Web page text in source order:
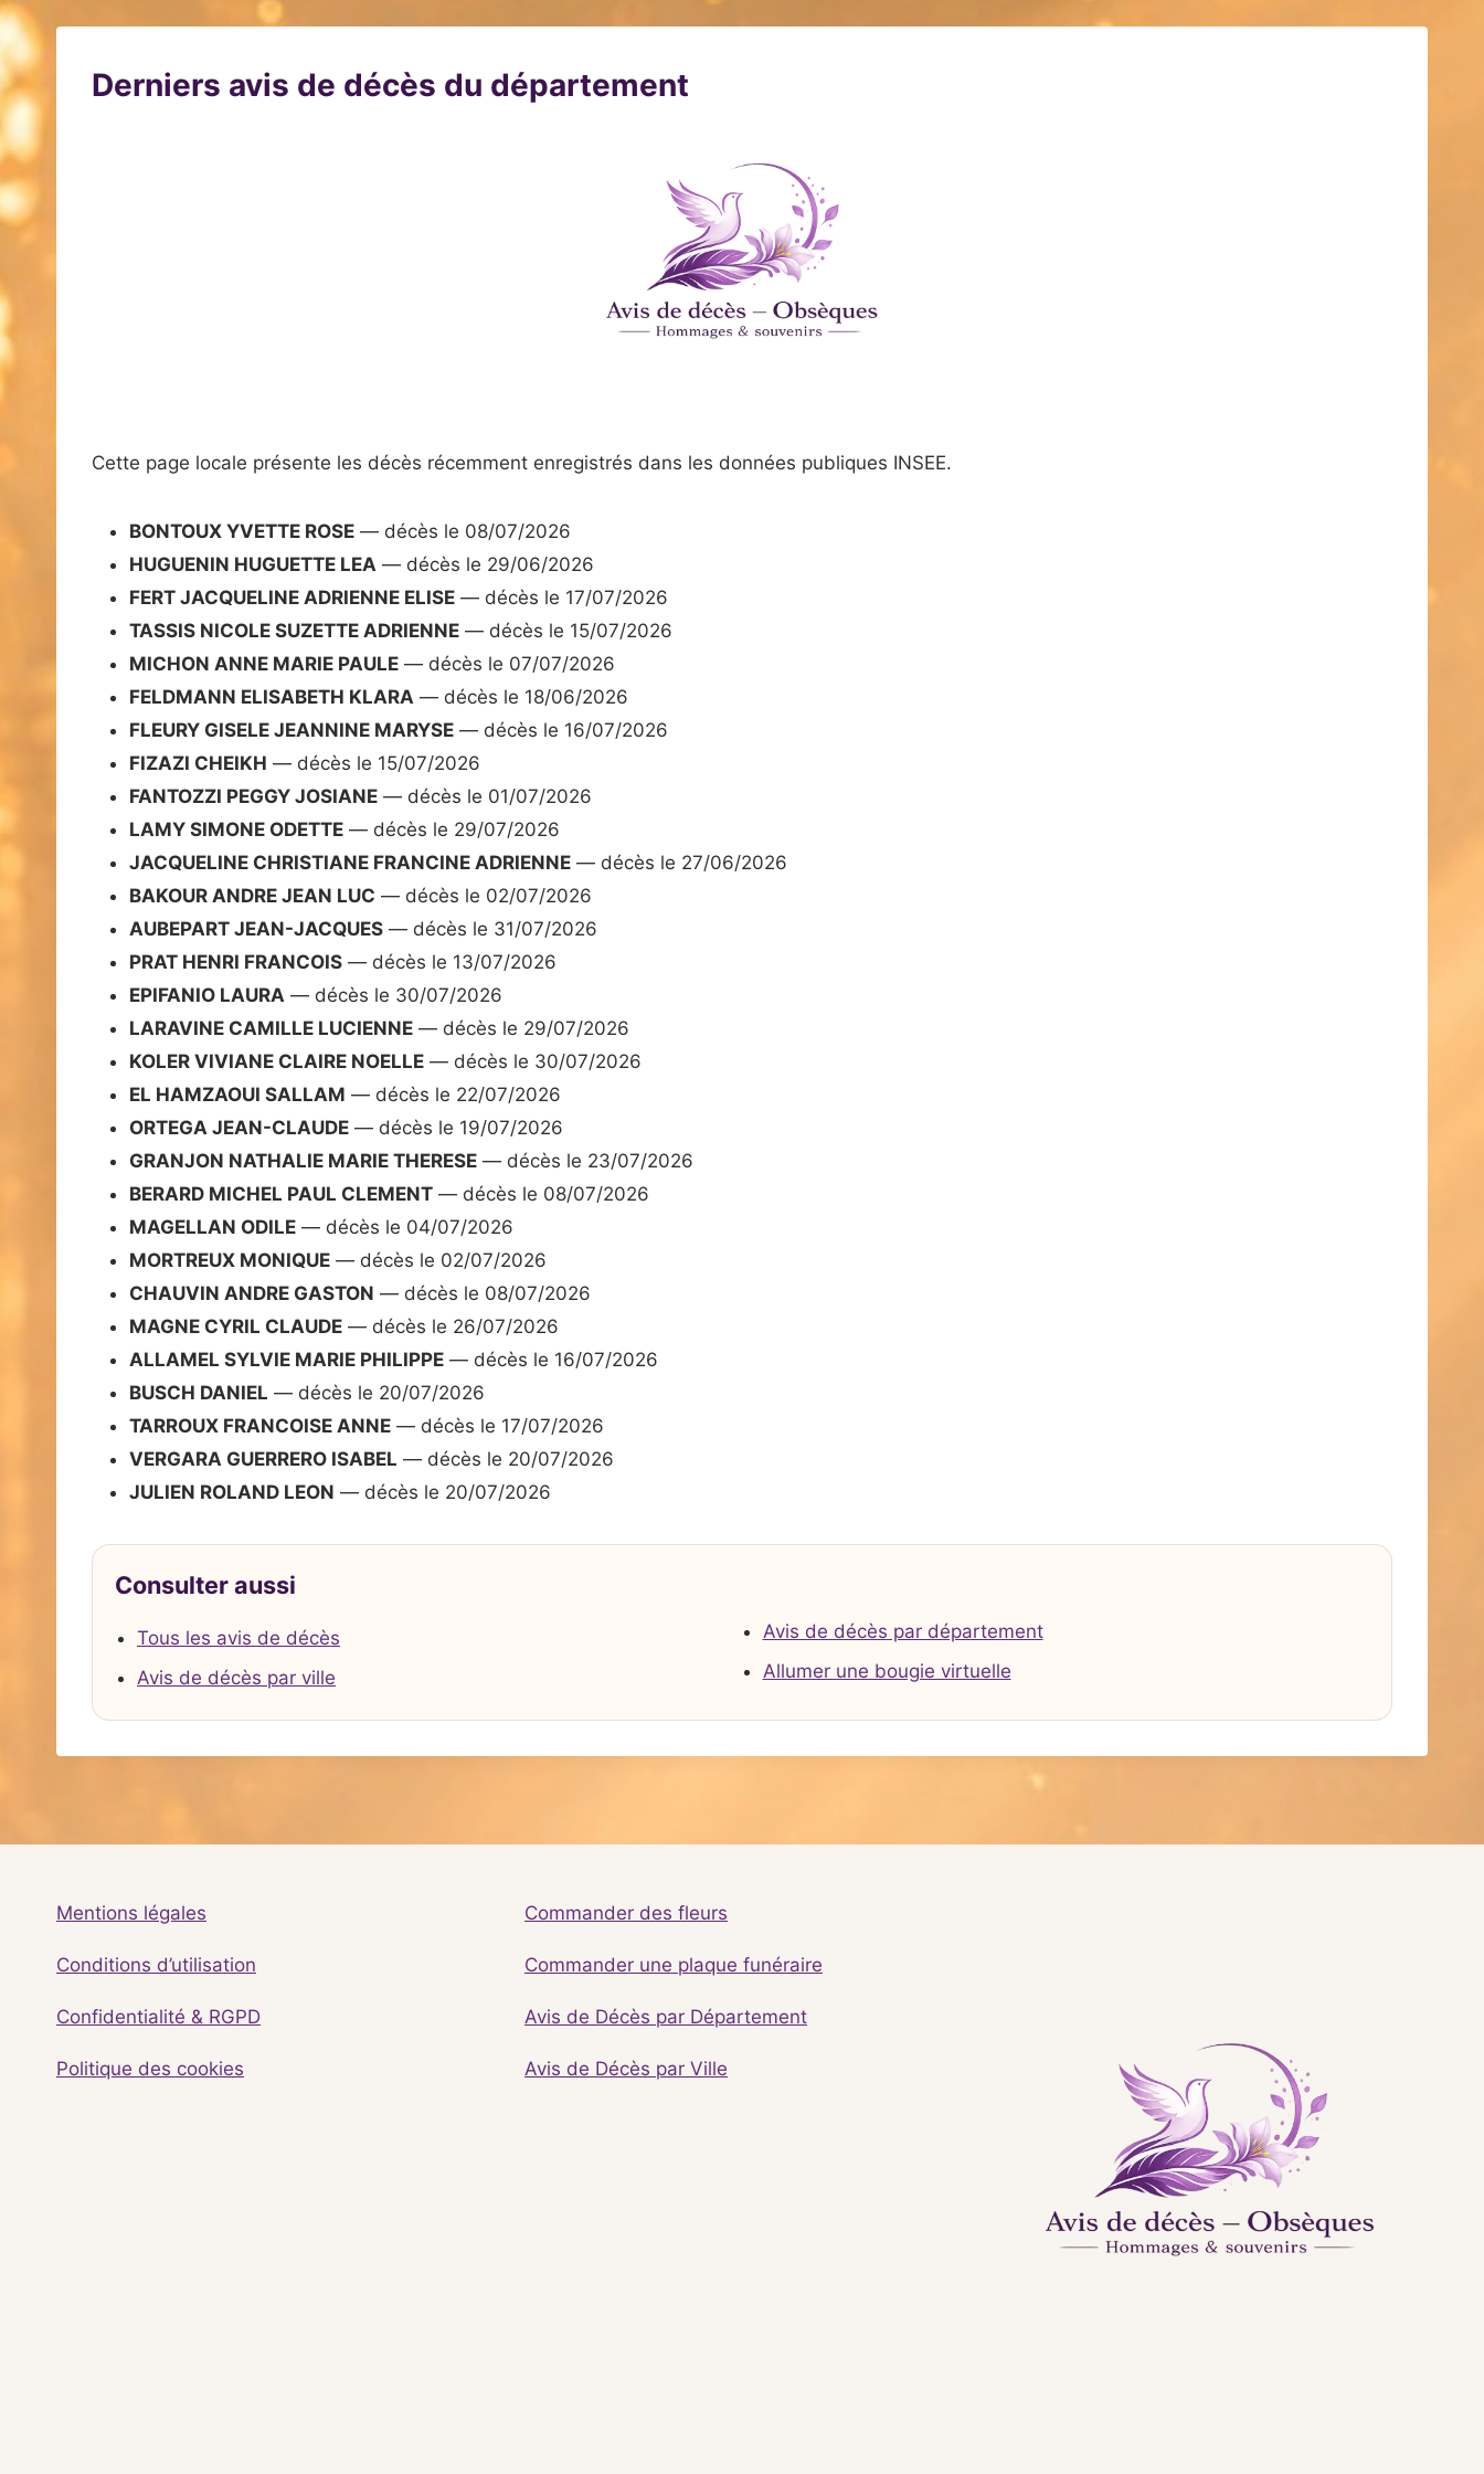
Derniers avis de décès du département
Cette page locale présente les décès récemment enregistrés dans les données publiques INSEE.
BONTOUX YVETTE ROSE — décès le 08/07/2026
HUGUENIN HUGUETTE LEA — décès le 29/06/2026
FERT JACQUELINE ADRIENNE ELISE — décès le 17/07/2026
TASSIS NICOLE SUZETTE ADRIENNE — décès le 15/07/2026
MICHON ANNE MARIE PAULE — décès le 07/07/2026
FELDMANN ELISABETH KLARA — décès le 18/06/2026
FLEURY GISELE JEANNINE MARYSE — décès le 16/07/2026
FIZAZI CHEIKH — décès le 15/07/2026
FANTOZZI PEGGY JOSIANE — décès le 01/07/2026
LAMY SIMONE ODETTE — décès le 29/07/2026
JACQUELINE CHRISTIANE FRANCINE ADRIENNE — décès le 27/06/2026
BAKOUR ANDRE JEAN LUC — décès le 02/07/2026
AUBEPART JEAN-JACQUES — décès le 31/07/2026
PRAT HENRI FRANCOIS — décès le 13/07/2026
EPIFANIO LAURA — décès le 30/07/2026
LARAVINE CAMILLE LUCIENNE — décès le 29/07/2026
KOLER VIVIANE CLAIRE NOELLE — décès le 30/07/2026
EL HAMZAOUI SALLAM — décès le 22/07/2026
ORTEGA JEAN-CLAUDE — décès le 19/07/2026
GRANJON NATHALIE MARIE THERESE — décès le 23/07/2026
BERARD MICHEL PAUL CLEMENT — décès le 08/07/2026
MAGELLAN ODILE — décès le 04/07/2026
MORTREUX MONIQUE — décès le 02/07/2026
CHAUVIN ANDRE GASTON — décès le 08/07/2026
MAGNE CYRIL CLAUDE — décès le 26/07/2026
ALLAMEL SYLVIE MARIE PHILIPPE — décès le 16/07/2026
BUSCH DANIEL — décès le 20/07/2026
TARROUX FRANCOISE ANNE — décès le 17/07/2026
VERGARA GUERRERO ISABEL — décès le 20/07/2026
JULIEN ROLAND LEON — décès le 20/07/2026
Consulter aussi
Tous les avis de décès
Avis de décès par ville
Avis de décès par département
Allumer une bougie virtuelle
Mentions légales
Conditions d’utilisation
Confidentialité & RGPD
Politique des cookies
Commander des fleurs
Commander une plaque funéraire
Avis de Décès par Département
Avis de Décès par Ville